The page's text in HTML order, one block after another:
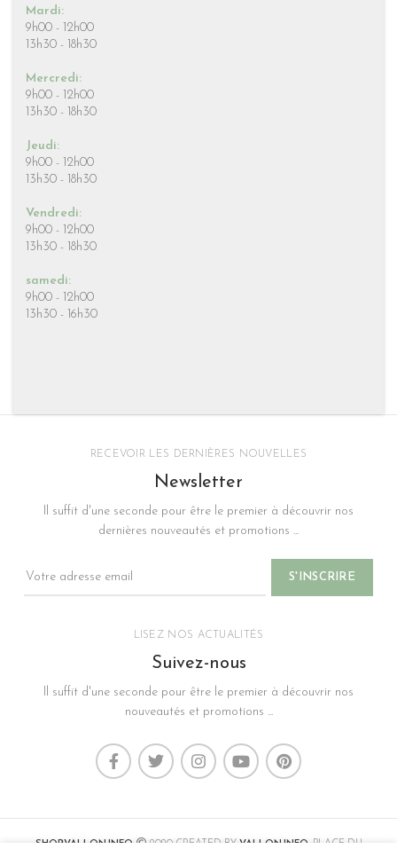
Mardi:
9h00 - 12h00
13h30 - 18h30
Mercredi:
9h00 - 12h00
13h30 - 18h30
Jeudi:
9h00 - 12h00
13h30 - 18h30
Vendredi:
9h00 - 12h00
13h30 - 18h30
samedi:
9h00 - 12h00
13h30 - 16h30
RECEVOIR LES DERNIÈRES NOUVELLES
Newsletter
Il suffit d'une seconde pour être le premier à découvrir nos
dernières nouveautés et promotions ...
LISEZ NOS ACTUALITÉS
Suivez-nous
Il suffit d'une seconde pour être le premier à découvrir nos
nouveautés et promotions ...
SHOP.VALLON.INFO 2020 CREATED BY VALLON.INFO . PLACE DU